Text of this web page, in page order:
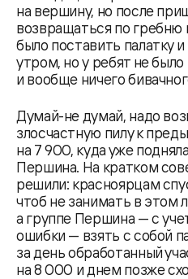
на вершину, но после
возвращаться по гребню
было поставить палатку
утром, но у ребят не было
и вообще ничего
Думай-не думай, надо
злосчастную пилу к
на 7 900, куда уже
Першина. На кратком
решили: красноярцам
чтоб не занимать в этом
а группе Першина — с
ошибки — взять с собой
за день обработанный
на 8 000 и днем позже